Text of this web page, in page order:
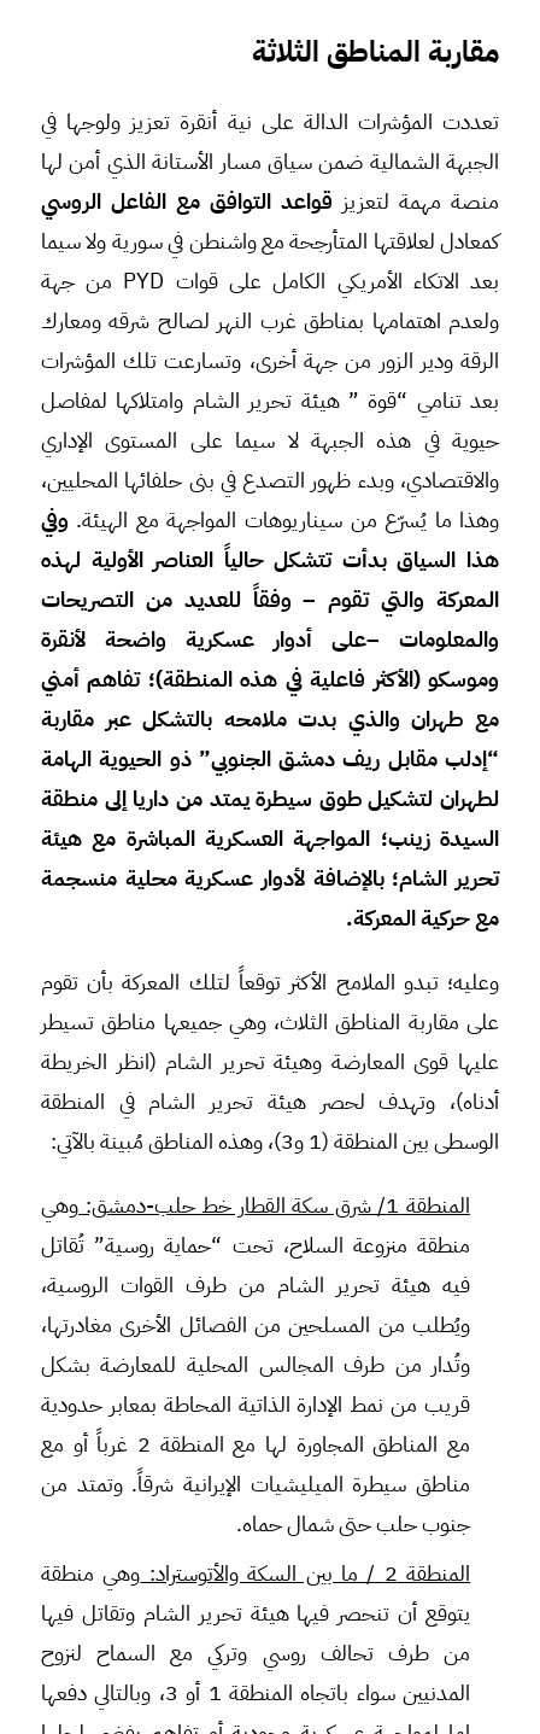
مقاربة المناطق الثلاثة
تعددت المؤشرات الدالة على نية أنقرة تعزيز ولوجها في
الجبهة الشمالية ضمن سياق مسار الأستانة الذي أمن لها
منصة مهمة لتعزيز قواعد التوافق مع الفاعل الروسي
كمعادل لعلاقتها المتأرجحة مع واشنطن في سورية ولا سيما
بعد الاتكاء الأمريكي الكامل على قوات PYD من جهة
ولعدم اهتمامها بمناطق غرب النهر لصالح شرقه ومعارك
الرقة ودير الزور من جهة أخرى، وتسارعت تلك المؤشرات
بعد تنامي “قوة ” هيئة تحرير الشام وامتلاكها لمفاصل
حيوية في هذه الجبهة لا سيما على المستوى الإداري
والاقتصادي، وبدء ظهور التصدع في بنى حلفائها المحليين،
وهذا ما يُسرّع من سيناريوهات المواجهة مع الهيئة. وفي
هذا السياق بدأت تتشكل حالياً العناصر الأولية لهذه
المعركة والتي تقوم – وفقاً للعديد من التصريحات
والمعلومات –على أدوار عسكرية واضحة لأنقرة
وموسكو (الأكثر فاعلية في هذه المنطقة)؛ تفاهم أمني
مع طهران والذي بدت ملامحه بالتشكل عبر مقاربة
“إدلب مقابل ريف دمشق الجنوبي” ذو الحيوية الهامة
لطهران لتشكيل طوق سيطرة يمتد من داريا إلى منطقة
السيدة زينب؛ المواجهة العسكرية المباشرة مع هيئة
تحرير الشام؛ بالإضافة لأدوار عسكرية محلية منسجمة
مع حركية المعركة.
وعليه؛ تبدو الملامح الأكثر توقعاً لتلك المعركة بأن تقوم
على مقاربة المناطق الثلاث، وهي جميعها مناطق تسيطر
عليها قوى المعارضة وهيئة تحرير الشام (انظر الخريطة
أدناه)، وتهدف لحصر هيئة تحرير الشام في المنطقة
الوسطى بين المنطقة (1 و3)، وهذه المناطق مُبينة بالآتي:
المنطقة 1/ شرق سكة القطار خط حلب-دمشق:
وهي
منطقة منزوعة السلاح، تحت “حماية روسية” تُقاتل
فيه هيئة تحرير الشام من طرف القوات الروسية،
ويُطلب من المسلحين من الفصائل الأخرى مغادرتها،
وتُدار من طرف المجالس المحلية للمعارضة بشكل
قريب من نمط الإدارة الذاتية المحاطة بمعابر حدودية
مع المناطق المجاورة لها مع المنطقة 2 غرباً أو مع
مناطق سيطرة الميليشيات الإيرانية شرقاً. وتمتد من
جنوب حلب حتى شمال حماه.
المنطقة 2 / ما بين السكة والأتوستراد:
وهي منطقة
يتوقع أن تنحصر فيها هيئة تحرير الشام وتقاتل فيها
من طرف تحالف روسي وتركي مع السماح لنزوح
المدنيين سواء باتجاه المنطقة 1 أو 3، وبالتالي دفعها